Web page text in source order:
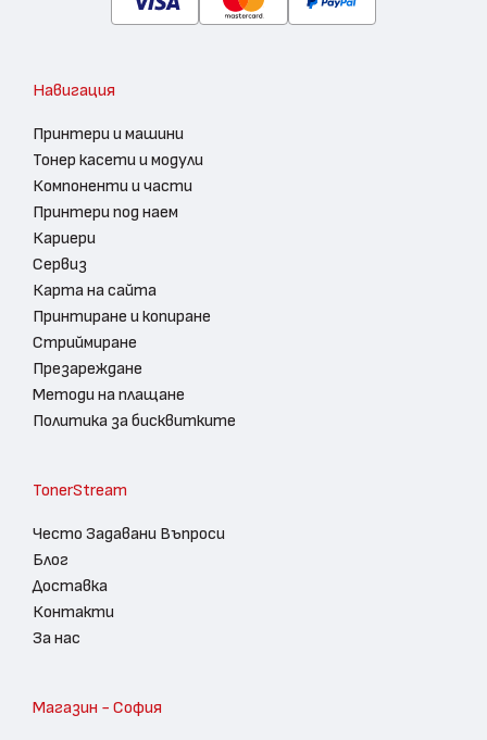
Навигация
Принтери и машини
Тонер касети и модули
Компоненти и части
Принтери под наем
Кариери
Сервиз
Карта на сайта
Принтиране и копиране
Стриймиране
Презареждане
Методи на плащане
Политика за бисквитките
TonerStream
Често Задавани Въпроси
Блог
Доставка
Контакти
За нас
Магазин - София